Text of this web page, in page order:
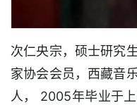
次仁央宗，硕士研究
家协会会员，西藏音
人， 2005年毕业于